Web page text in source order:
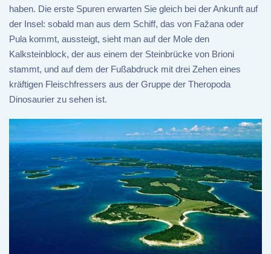
haben. Die erste Spuren erwarten Sie gleich bei der Ankunft auf
der Insel: sobald man aus dem Schiff, das von Fažana oder
Pula kommt, aussteigt, sieht man auf der Mole den
Kalksteinblock, der aus einem der Steinbrücke von Brioni
stammt, und auf dem der Fußabdruck mit drei Zehen eines
kräftigen Fleischfressers aus der Gruppe der Theropoda
Dinosaurier zu sehen ist.